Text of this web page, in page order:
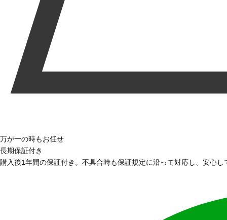
万が一の時もお任せ
長期保証付き
購入後1年間の保証付き。不具合時も保証規定に沿って対応し、安心